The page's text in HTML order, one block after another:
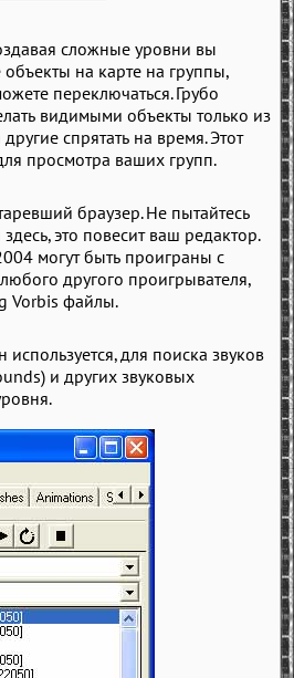
сложные уровни вы
объекты на карте на группы,
переключаться. Грубо
видимыми объекты только из
спрятать на время. Этот
просмотра ваших групп.
браузер. Не пытайтесь
это повесит ваш редактор.
могут быть проиграны с
другого проигрывателя,
Vorbis файлы.
используется, для поиска звуков
и других звуковых